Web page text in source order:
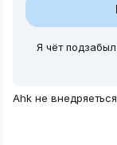
Я чёт
Ahk не